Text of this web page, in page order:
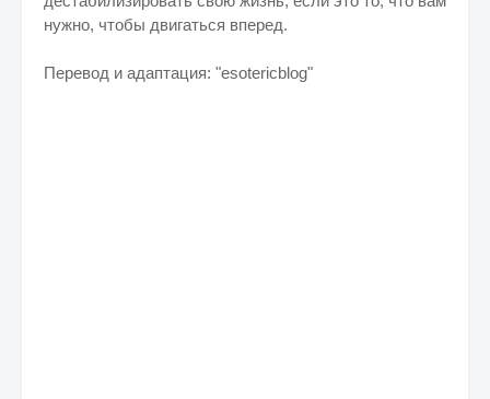
нужно, чтобы двигаться вперед.
Перевод и адаптация: "esotericblog"